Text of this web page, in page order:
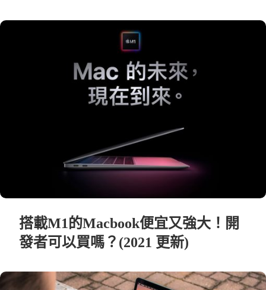
搭載M1的Macbook便宜又強大！開
發者可以買嗎？(2021 更新)